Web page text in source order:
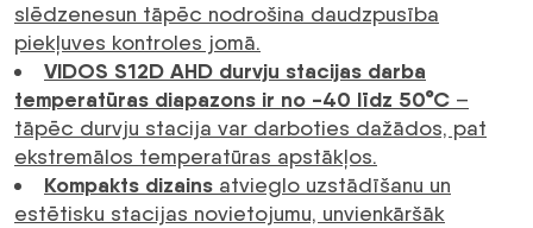
slēdzenesun tāpēc nodrošina daudzpusība
piekļuves kontroles jomā.
VIDOS S12D AHD durvju stacijas darba
temperatūras diapazons ir no -40 līdz 50°C –
tāpēc durvju stacija var darboties dažādos, pat
ekstremālos temperatūras apstākļos.
Kompakts dizains atvieglo uzstādīšanu un
estētisku stacijas novietojumu, unvienkāršāk